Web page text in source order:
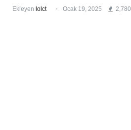
Ekleyen lolct Ocak 19, 2025 2,780